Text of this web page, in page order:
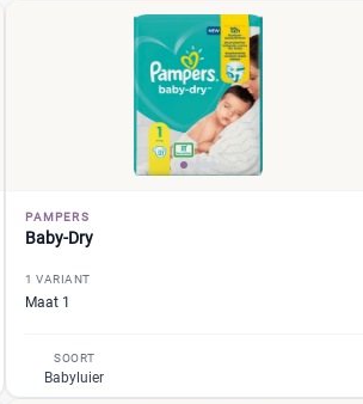
PAMPERS
Baby-Dry
1 VARIANT
Maat 1
SOORT
Babyluier